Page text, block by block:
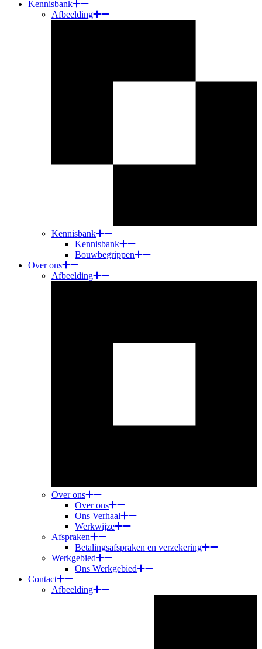
Kennisbank
Afbeelding
Kennisbank
Kennisbank
Bouwbegrippen
Over ons
Afbeelding
Over ons
Over ons
Ons Verhaal
Werkwijze
Afspraken
Betalingsafspraken en verzekering
Werkgebied
Ons Werkgebied
Contact
Afbeelding